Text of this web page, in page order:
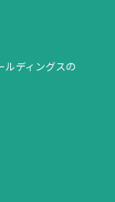
ルディングスの